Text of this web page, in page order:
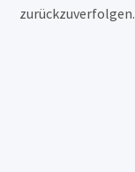
zurückzuverfolgen.